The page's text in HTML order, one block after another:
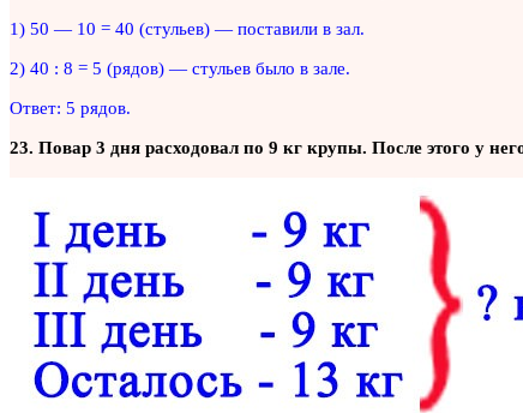
1) 50 — 10 = 40 (стульев) — поставили в зал.
2) 40 : 8 = 5 (рядов) — стульев было в зале.
Ответ: 5 рядов.
23. Повар 3 дня расходовал по 9 кг крупы. После этого у